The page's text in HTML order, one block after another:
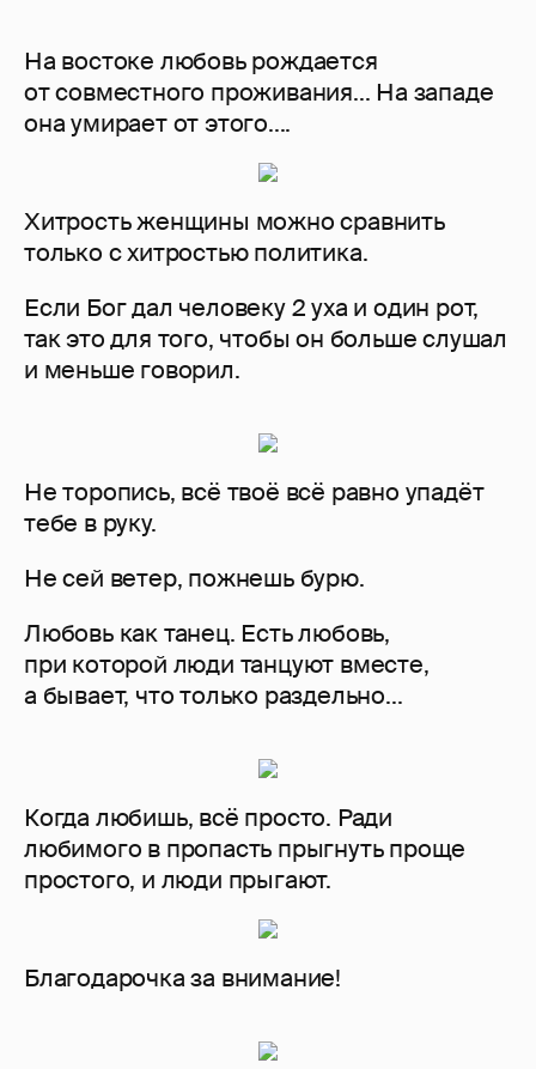
На востоке любовь рождается
от совместного проживания... На западе
она умирает от этого....
Хитрость женщины можно сравнить
только с хитростью политика.
Если Бог дал человеку 2 уха и один рот,
так это для того, чтобы он больше слушал
и меньше говорил.
Не торопись, всё твоё всё равно упадёт
тебе в руку.
Не сей ветер, пожнешь бурю.
Любовь как танец. Есть любовь,
при которой люди танцуют вместе,
а бывает, что только раздельно...
Когда любишь, всё просто. Ради
любимого в пропасть прыгнуть проще
простого, и люди прыгают.
Благодарочка за внимание!